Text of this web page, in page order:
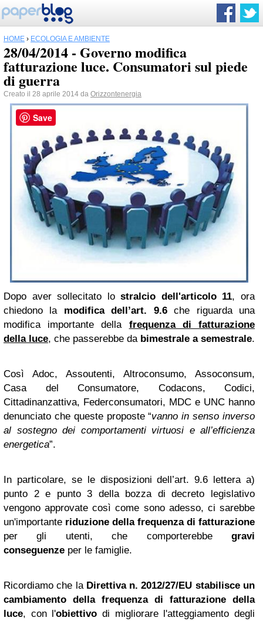
HOME › ECOLOGIA E AMBIENTE
28/04/2014 - Governo modifica
fatturazione luce. Consumatori sul piede
di guerra
Creato il 28 aprile 2014 da Orizzontenergia
Dopo aver sollecitato lostralcio dell'articolo 11, ora
chiedono la modifica dell’art. 9.6che riguarda una
modifica importante della frequenza di fatturazione
della luce, che passerebbe dabimestrale a semestrale.
Così Adoc, Assoutenti, Altroconsumo, Assoconsum,
Casa del Consumatore, Codacons, Codici,
Cittadinanzattiva, Federconsumatori, MDC e UNC hanno
denunciato che queste proposte “vanno in senso inverso
al sostegno dei comportamenti virtuosi e all’efficienza
energetica”.
In particolare, se le disposizioni dell’art. 9.6 lettera a)
punto 2 e punto 3 della bozza di decreto legislativo
vengono approvate così come sono adesso, ci sarebbe
un'importante riduzione della frequenza di fatturazione
per gli utenti, che comporterebbe gravi
conseguenze per le famiglie.
Ricordiamo che laDirettiva n. 2012/27/EU stabilisce un
cambiamento della frequenza di fatturazione della
luce, con l'obiettivo di migliorare l'atteggiamento degli
Save